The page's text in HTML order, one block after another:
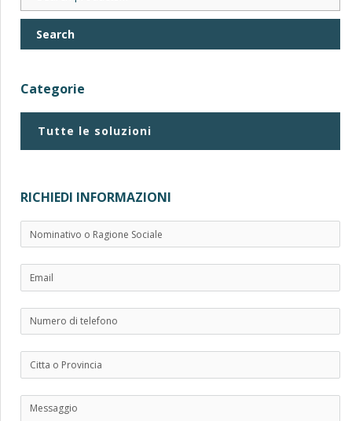
for:
Search
Categorie
Tutte le soluzioni
RICHIEDI INFORMAZIONI